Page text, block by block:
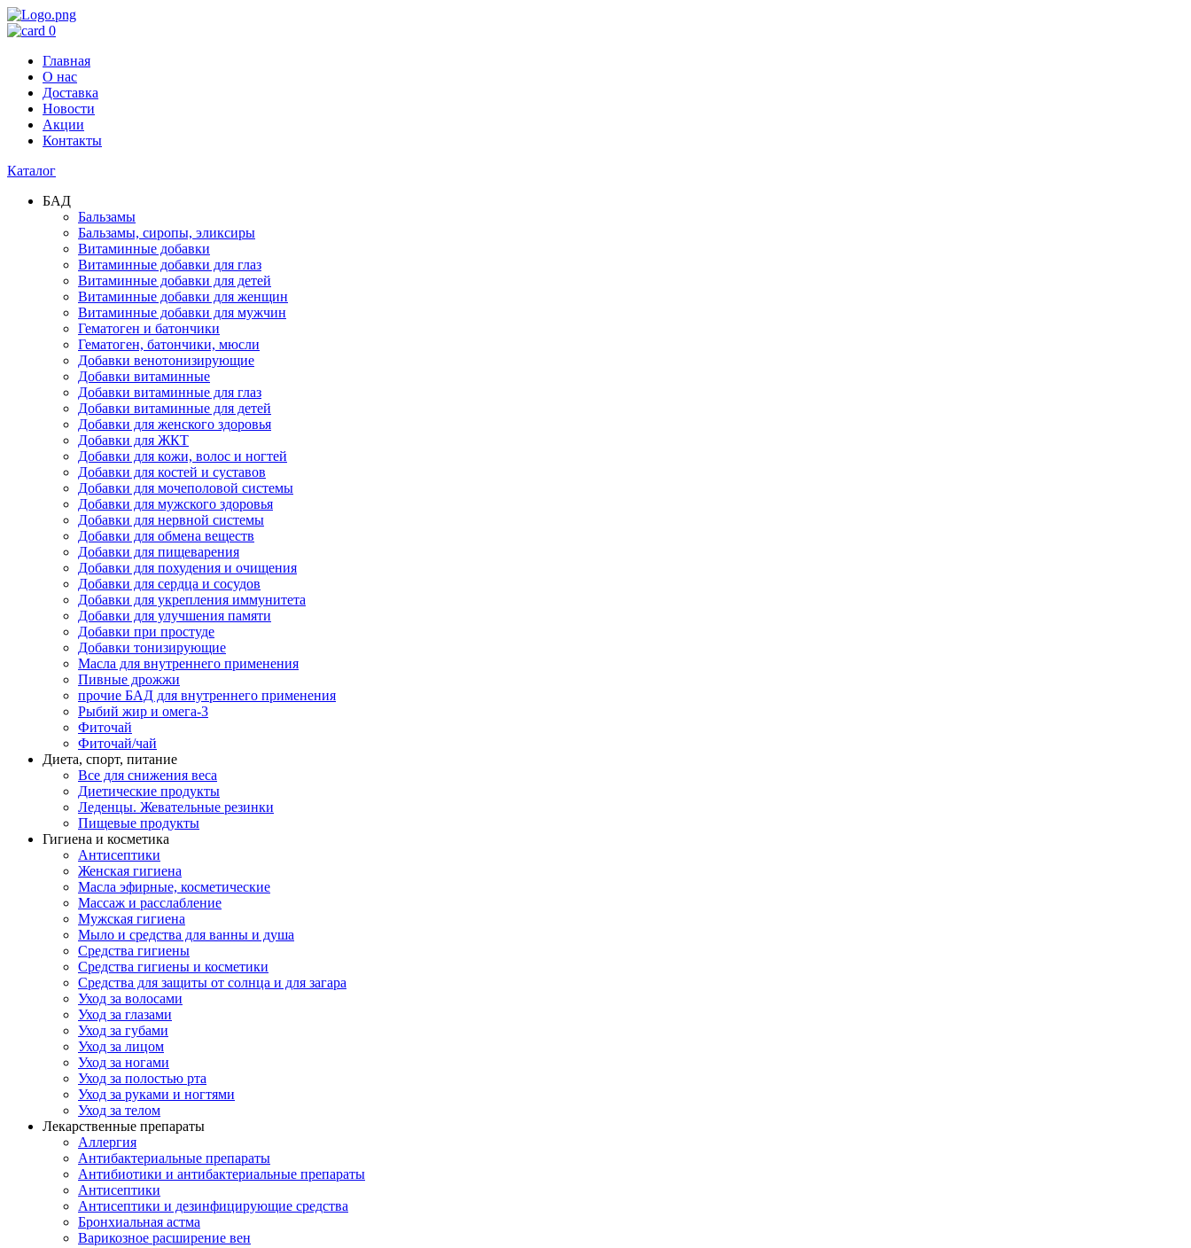
0
Главная
О нас
Доставка
Новости
Акции
Контакты
Каталог
БАД
Бальзамы
Бальзамы, сиропы, эликсиры
Витаминные добавки
Витаминные добавки для глаз
Витаминные добавки для детей
Витаминные добавки для женщин
Витаминные добавки для мужчин
Гематоген и батончики
Гематоген, батончики, мюсли
Добавки венотонизирующие
Добавки витаминные
Добавки витаминные для глаз
Добавки витаминные для детей
Добавки для женского здоровья
Добавки для ЖКТ
Добавки для кожи, волос и ногтей
Добавки для костей и суставов
Добавки для мочеполовой системы
Добавки для мужского здоровья
Добавки для нервной системы
Добавки для обмена веществ
Добавки для пищеварения
Добавки для похудения и очищения
Добавки для сердца и сосудов
Добавки для укрепления иммунитета
Добавки для улучшения памяти
Добавки при простуде
Добавки тонизирующие
Масла для внутреннего применения
Пивные дрожжи
прочие БАД для внутреннего применения
Рыбий жир и омега-3
Фиточай
Фиточай/чай
Диета, спорт, питание
Все для снижения веса
Диетические продукты
Леденцы. Жевательные резинки
Пищевые продукты
Гигиена и косметика
Антисептики
Женская гигиена
Масла эфирные, косметические
Массаж и расслабление
Мужская гигиена
Мыло и средства для ванны и душа
Средства гигиены
Средства гигиены и косметики
Средства для защиты от солнца и для загара
Уход за волосами
Уход за глазами
Уход за губами
Уход за лицом
Уход за ногами
Уход за полостью рта
Уход за руками и ногтями
Уход за телом
Лекарственные препараты
Аллергия
Антибактериальные препараты
Антибиотики и антибактериальные препараты
Антисептики
Антисептики и дезинфицирующие средства
Бронхиальная астма
Варикозное расширение вен